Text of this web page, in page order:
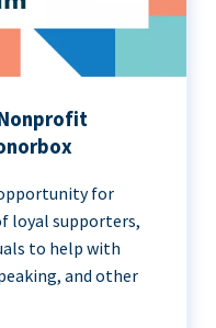
for
loyal supporters,
to help with
and other